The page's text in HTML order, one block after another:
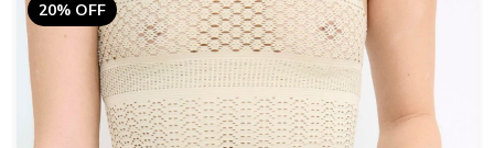
20% OFF